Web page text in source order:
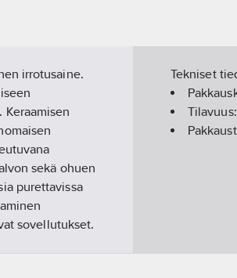
irrotusaine.
sekä ohuen
purettavissa
sovellutukset.
Tekniset
Tilavuus: